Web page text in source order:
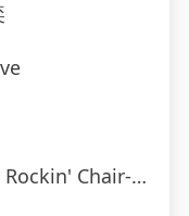
Ameritz Tribute Club